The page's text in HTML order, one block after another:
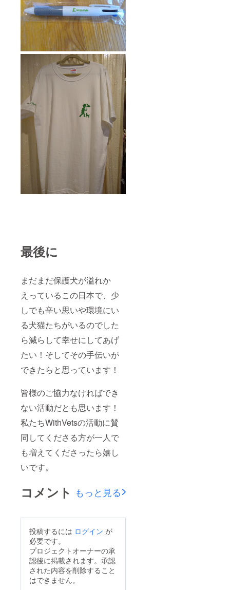
最後に
まだまだ保護犬が溢れか
えっているこの日本で、少
しでも辛い思いや環境にい
る犬猫たちがいるのでした
ら減らして幸せにしてあげ
たい！そしてその手伝いが
できたらと思っています！
皆様のご協力なければでき
ない活動だとも思います！
私たちWithVetsの活動に賛
同してくださる方が一人で
も増えてくださったら嬉し
いです。
コメント もっと見る
投稿するには ログイン が
必要です。
プロジェクトオーナーの承
認後に掲載されます。承認
された内容を削除すること
はできません。